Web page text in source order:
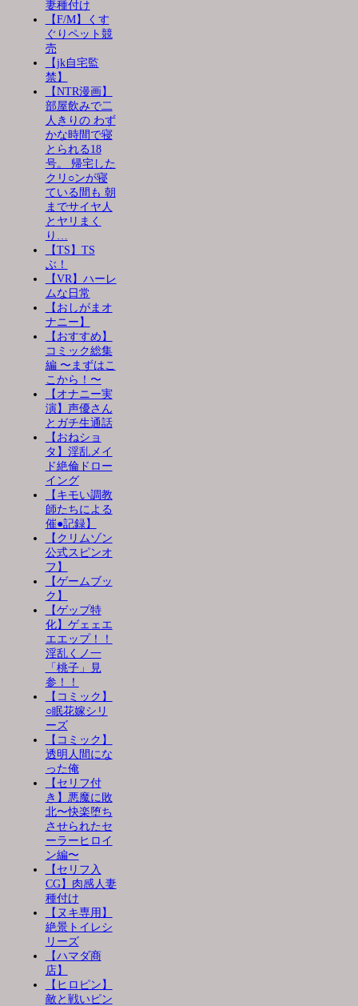
妻種付け
【F/M】くす
ぐりペット競
売
【jk自宅監
禁】
【NTR漫画】
部屋飲みで二
人きりの わず
かな時間で寝
とられる18
号。 帰宅した
クリ○ンが寝
ている間も 朝
までサイヤ人
とヤリまく
り…
【TS】TS
ぶ！
【VR】ハーレ
ムな日常
【おしがまオ
ナニー】
【おすすめ】
コミック総集
編 〜まずはこ
こから！〜
【オナニー実
演】声優さん
とガチ生通話
【おねショ
タ】淫乱メイ
ド絶倫ドロー
イング
【キモい調教
師たちによる
催●記録】
【クリムゾン
公式スピンオ
フ】
【ゲームブッ
ク】
【ゲップ特
化】ゲェェエ
エエップ！！
淫乱くノ一
「桃子」見
参！！
【コミック】
○眠花嫁シリ
ーズ
【コミック】
透明人間にな
った俺
【セリフ付
き】悪魔に敗
北〜快楽堕ち
させられたセ
ーラーヒロイ
ン編〜
【セリフ入
CG】肉感人妻
種付け
【ヌキ専用】
絶景トイレシ
リーズ
【ハマダ商
店】
【ヒロピン】
敵と戦いピン